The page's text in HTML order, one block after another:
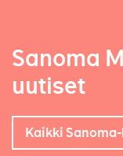
Sanoma
uutiset
Kaikki